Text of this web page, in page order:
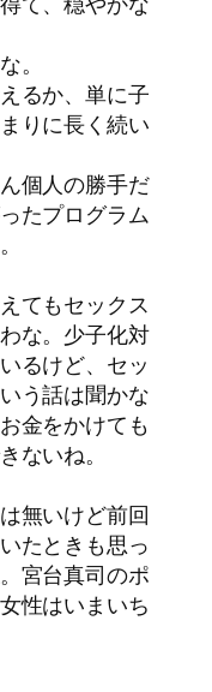
。
るか、単に子
りに長く続い
個人の勝手だ
たプログラム
てもセックス
な。少子化対
るけど、セッ
う話は聞かな
金をかけても
ないね。
無いけど前回
たときも思っ
宮台真司のポ
性はいまいち